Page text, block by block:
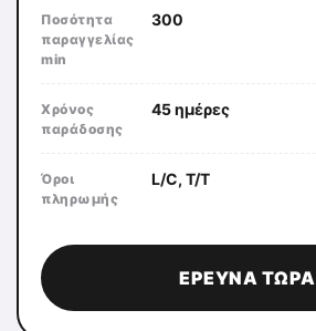
Ποσότητα
παραγγελίας
min
300
Χρόνος
παράδοσης
45 ημέρες
Όροι
πληρωμής
L/C, T/T
ΈΡΕΥΝΑ ΤΏΡΑ